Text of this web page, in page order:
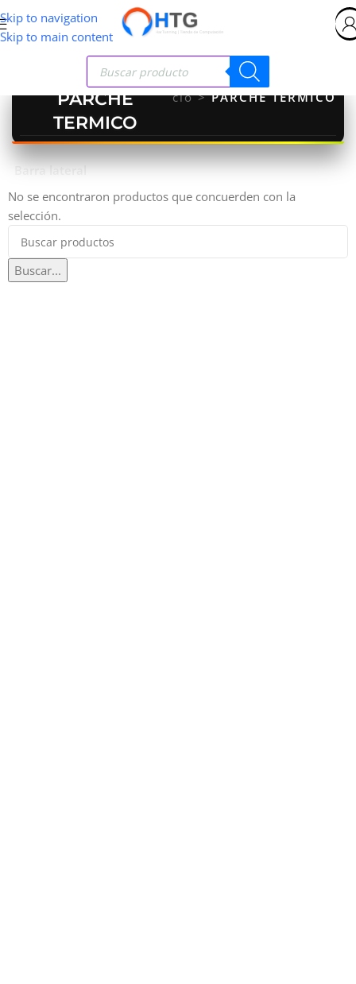
Skip to navigation
Skip to main content
PARCHE
TERMICO
Inicio>PARCHE TERMICO
Barra lateral
No se encontraron productos que concuerden con la
selección.
Buscar...